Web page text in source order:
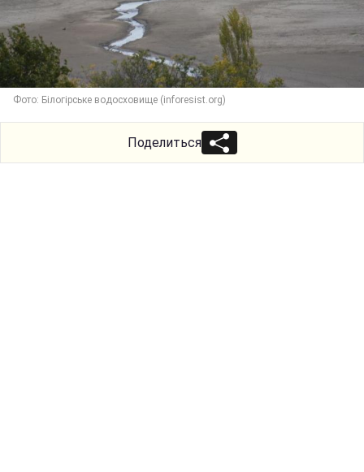
Фото: Білогірське водосховище (inforesist.org)
Поделиться